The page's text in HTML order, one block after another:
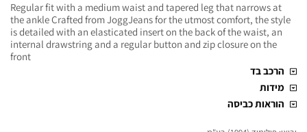
Regular fit with a medium waist and tapered leg that narrows at
the ankle Crafted from JoggJeans for the utmost comfort, the style
is detailed with an elasticated insert on the back of the waist, an
internal drawstring and a regular button and zip closure on the
front
הרכב בד
מידות
הוראות כביסה